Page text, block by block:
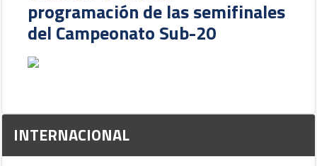
programación de las semifinales
del Campeonato Sub-20
INTERNACIONAL